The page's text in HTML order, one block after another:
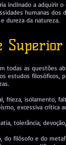
inclinado a adquirir
humanas dos
dureza da natureza.
Superior
todas as questões
estudos filosóficos,
frieza, isolamento,
excessiva crítica
tolerância,
do filósofo e do